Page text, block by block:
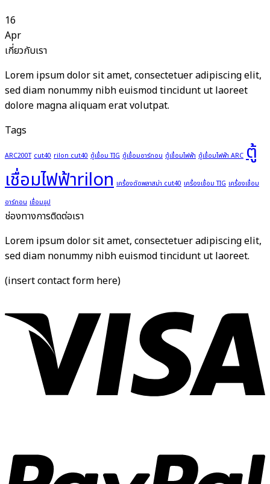
16
Apr
เกี่ยวกับเรา
Lorem ipsum dolor sit amet, consectetuer adipiscing elit,
sed diam nonummy nibh euismod tincidunt ut laoreet
dolore magna aliquam erat volutpat.
Tags
ARC200T cut40 rilon cut40 ตู้เชื่อม TIG ตู้เชื่อมอาร์กอน ตู้เชื่อมไฟฟ้า ตู้เชื่อมไฟฟ้า ARC ตู้
เชื่อมไฟฟ้าrilon เครื่องตัดพลาสม่า cut40 เครื่องเชื่อม TIG เครื่องเชื่อม
อาร์กอน เชื่อมธูป
ช่องทางการติดต่อเรา
Lorem ipsum dolor sit amet, consectetuer adipiscing elit,
sed diam nonummy nibh euismod tincidunt ut laoreet.
(insert contact form here)